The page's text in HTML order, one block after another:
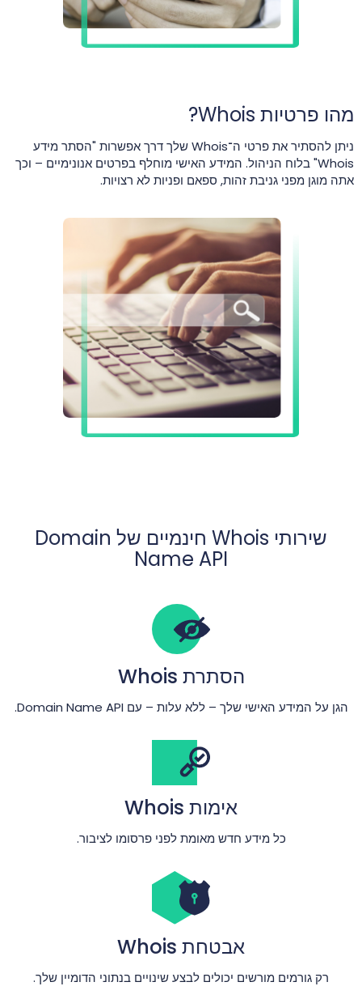
מהו פרטיות Whois?
ניתן להסתיר את פרטי ה־Whois שלך דרך אפשרות "הסתר מידע
Whois" בלוח הניהול. המידע האישי מוחלף בפרטים אנונימיים – וכך
אתה מוגן מפני גניבת זהות, ספאם ופניות לא רצויות.
שירותי Whois חינמיים של Domain
Name API
הסתרת Whois
הגן על המידע האישי שלך – ללא עלות – עם Domain Name API.
אימות Whois
כל מידע חדש מאומת לפני פרסומו לציבור.
אבטחת Whois
רק גורמים מורשים יכולים לבצע שינויים בנתוני הדומיין שלך.